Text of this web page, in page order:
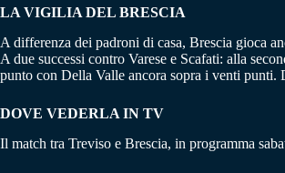
LA VIGILIA DEL BRESCIA
A differenza dei padroni di casa, Brescia gioca
A due successi contro Varese e Scafati: alla
punto con Della Valle ancora sopra i venti punti.
DOVE VEDERLA IN TV
Il match tra Treviso e Brescia, in programma